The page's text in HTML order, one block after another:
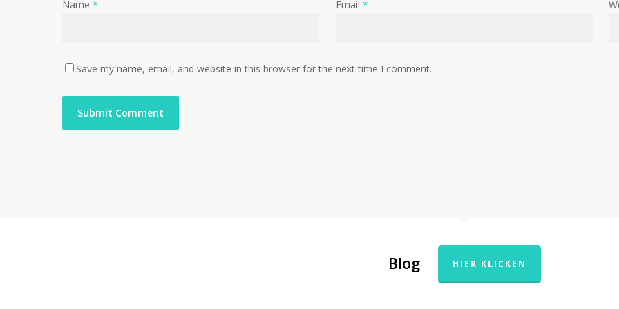
Name * Email *
Save my name, email, and website in this browser for the next time I comment.
Blog HIER KLICKEN